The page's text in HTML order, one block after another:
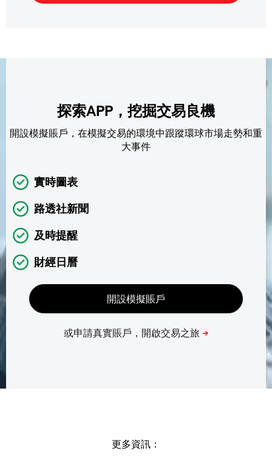
探索APP，挖掘交易良機
開設模擬賬戶，在模擬交易的環境中跟蹤環球市場走勢和重
大事件
實時圖表
路透社新聞
及時提醒
財經日曆
更多資訊：